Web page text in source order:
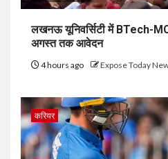
लखनऊ यूनिवर्सिटी में BTech-
अगस्त तक आवेदन
4 hours ago Expose Today
करियर